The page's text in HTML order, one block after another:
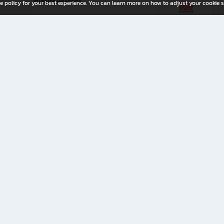
policy for your best experience. You can learn more on how to adjust your cookie